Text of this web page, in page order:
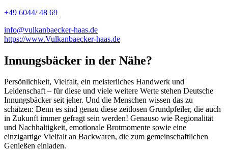
+49 6044/ 48 69
info@vulkanbaecker-haas.de
https://www.Vulkanbaecker-haas.de
Innungsbäcker in der Nähe?
Persönlichkeit, Vielfalt, ein meisterliches Handwerk und
Leidenschaft – für diese und viele weitere Werte stehen Deutsche
Innungsbäcker seit jeher. Und die Menschen wissen das zu
schätzen: Denn es sind genau diese zeitlosen Grundpfeiler, die auch
in Zukunft immer gefragt sein werden! Genauso wie Regionalität
und Nachhaltigkeit, emotionale Brotmomente sowie eine
einzigartige Vielfalt an Backwaren, die zum gemeinschaftlichen
Genießen einladen.